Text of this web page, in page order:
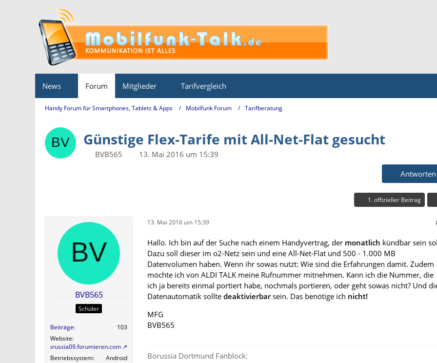
News Forum Mitglieder Tarifvergleich
Handy Forum für Smartphones, Tablets & Apps Mobilfunk Forum Tarifberatung
Günstige Flex-Tarife mit All-Net-Flat gesucht
BVB565
13. Mai 2016 um 15:39
Antworten
1. offizieller Beitrag
BVB565
Schüler
Beiträge
103
Website
http://borussia09.forumieren.com
Betriebssystem
Android
13. Mai 2016 um 15:39
Hallo. Ich bin auf der Suche nach einem Handyvertrag, der monatlich kündbar sein
Dazu soll dieser im o2-Netz sein und eine All-Net-Flat und 500 - 1.000 MB
Datenvolumen haben. Wenn ihr sowas nutzt: Wie sind die Erfahrungen damit. Zudem
möchte ich von ALDI TALK meine Rufnummer mitnehmen. Kann ich die Nummer, die
ich ja bereits einmal portiert habe, nochmals portieren, oder geht sowas nicht? Und
Datenautomatik sollte deaktivierbarsein. Das benötige ich nicht!
MFG
BVB565
Borussia Dortmund Fanblock: